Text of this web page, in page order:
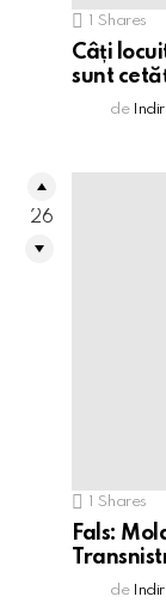
Shares
Câți
sunt
de
1 Shares
Fals:
de
26